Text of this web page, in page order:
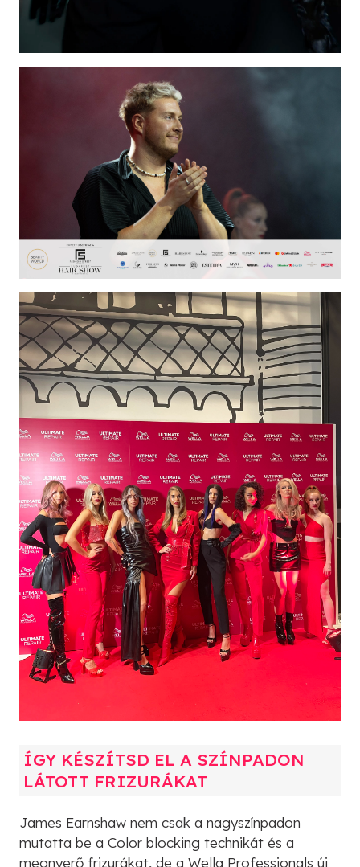
ÍGY KÉSZÍTSD EL A SZÍNPADON
LÁTOTT FRIZURÁKAT
James Earnshaw nem csak a nagyszínpadon
mutatta be a Color blocking technikát és a
megnyerő frizurákat, de a Wella Professionals új